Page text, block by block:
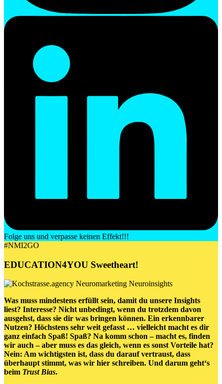
Folge uns und verpasse keinen Effekt!!!
#NMI2GO
EDUCATION4YOU Sweetheart!
Was muss mindestens erfüllt sein, damit du unsere Insights
liest? Interesse? Nicht unbedingt, wenn du trotzdem davon
ausgehst, dass sie dir was bringen können. Ein erkennbarer
Nutzen? Höchstens sehr weit gefasst … vielleicht macht es dir
ganz einfach Spaß! Spaß? Na komm schon – macht es, finden
wir auch – aber muss es das gleich, wenn es sonst Vorteile hat?
Nein: Am wichtigsten ist, dass du darauf vertraust, dass
überhaupt stimmt, was wir hier schreiben. Und darum geht‘s
beim Trust Bias.